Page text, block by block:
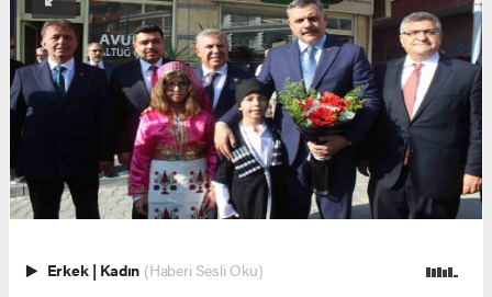
Erkek | Kadın (Haberi Sesli Oku)